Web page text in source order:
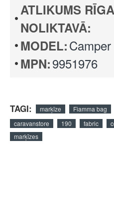
ATLIKUMS
NOLIKTAVĀ:
MODEL:Camper
MPN:9951976
TAGI: marķīze Fiamma bag
caravanstore
190 fabric
marķīzes